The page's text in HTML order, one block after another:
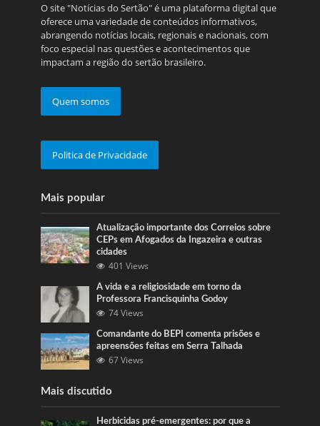
O site "Notícias do Sertão" é uma plataforma digital que
oferece uma variedade de conteúdos informativos,
abrangendo notícias locais, regionais e nacionais, com
foco especial nas questões e acontecimentos que
impactam a região do sertão brasileiro.
Quem somos
Politica de Privacidade
Mais popular
Atualização importante dos Correios sobre
CEPs em Afogados da Ingazeira e outras
cidades
401 Views
A vida e a religiosidade em torno da
Professora Francisquinha Godoy
74 Views
Comandante do BEPI comenta prisões e
apreensões feitas em Serra Talhada
67 Views
Mais discutido
Herbicidas pré-emergentes: por que a